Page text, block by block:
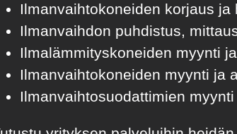
Ilmanvaihtokoneiden korjaus ja
Ilmanvaihdon puhdistus,
Ilmalämmityskoneiden myynti
Ilmanvaihtokoneiden myynti ja
Ilmanvaihtosuodattimien